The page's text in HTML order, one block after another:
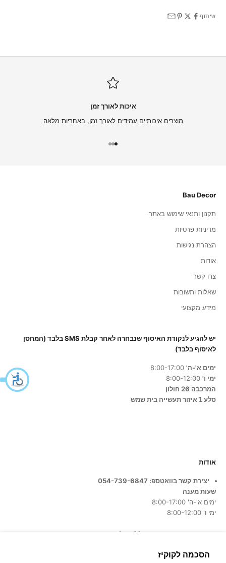
הסכמה לקוקיז
שיתוף
איכות לאורך זמן
מוצרים איכותיים עמידים לאורך זמן, באחריות מלאה
עבור לפריט 1
עבור לפריט 2
עבור לפריט 3
Bau Decor
תקנון ותנאי שימוש באתר
מדיניות פרטיות
הצהרת נגישות
אודות
צרו קשר
שאלות ותשובות
מידע מקצועי
יש להגיע לנקודת האיסוף שנבחרה לאחר קבלת SMS בלבד (המחסן
לאיסוף בלבד)
ימים א'-ה'
ימי ו'
המרכבה 26 חולון
סלע 1ֿ איזור תעשייה בית שמש
אודות
יצירת קשר בוואטספ: 054-739-6847
שעות מענה
ימים א'-ה' 8:00-17:00
ימי ו' 8:00-12:00